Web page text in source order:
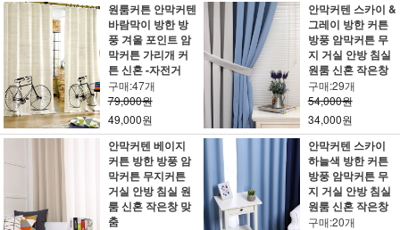
원룸커튼 안막커텐
바람막이 방한 방
풍 겨울 포인트 암
막커튼 가리개 커
튼 신혼 -자전거
구매:47개
79,000원
49,000원
안막커텐 스카이 &
그레이 방한 커튼
방풍 암막커튼 무
지 거실 안방 침실
원룸 신혼 작은창
구매:29개
54,000원
34,000원
안막커텐 베이지
커튼 방한 방풍 암
막커튼 무지커튼
거실 안방 침실 원
룸 신혼 작은창 맞
춤
안막커텐 스카이
하늘색 방한 커튼
방풍 암막커튼 무
지 거실 안방 침실
원룸 신혼 작은창
구매:20개